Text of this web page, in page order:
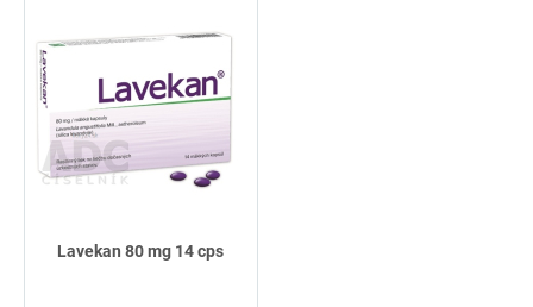
Lavekan 80 mg 14 cps